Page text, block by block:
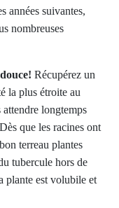
années suivantes,
nombreuses
! Récupérez un
la plus étroite au
longtemps
que les racines ont
terreau plantes
tubercule hors de
plante est volubile et